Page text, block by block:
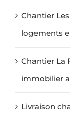
Chantier
logements
Chantier La
immobilier
Livraison